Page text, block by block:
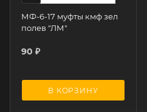
МФ-6-17 муфты кмф зел
полев "ЛМ"
90 ₽
В КОРЗИНУ